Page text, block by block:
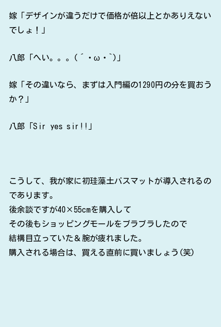
嫁「デザインが違うだけで価格が倍以上とかありえない
でしょ！」
八郎「へい。。。(´・ω・`)」
嫁「その違いなら、まずは入門編の1290円の分を買おう
か？」
八郎「Sir yes sir!!」
こうして、我が家に初珪藻土バスマットが導入されるの
であります。
後余談ですが40×55cmを購入して
その後もショッピングモールをブラブラしたので
結構目立っていた＆腕が疲れました。
購入される場合は、買える直前に買いましょう(笑)